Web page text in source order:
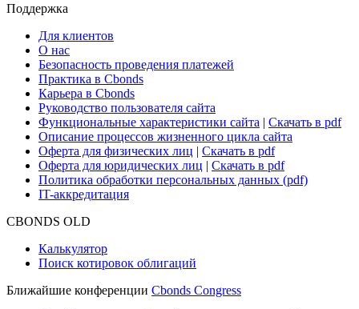
Поддержка
Для клиентов
О нас
Безопасность проведения платежей
Практика в Cbonds
Карьера в Cbonds
Руководство пользователя сайта
Функциональные характеристики сайта | Скачать в pdf
Описание процессов жизненного цикла сайта
Оферта для физических лиц | Скачать в pdf
Оферта для юридических лиц | Скачать в pdf
Политика обработки персональных данных (pdf)
IT-аккредитация
CBONDS OLD
Калькулятор
Поиск котировок облигаций
Ближайшие конференции Cbonds Congress